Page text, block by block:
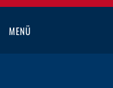
MENÜ